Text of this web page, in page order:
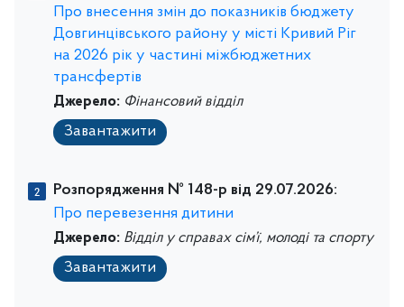
Про внесення змін до показників бюджету
Довгинцівського району у місті Кривий Ріг
на 2026 рік у частині міжбюджетних
трансфертів
Джерело: Фінансовий відділ
Завантажити
Розпорядження № 148-р від 29.07.2026:
Про перевезення дитини
Джерело: Відділ у справах сім’ї, молоді та спорту
Завантажити